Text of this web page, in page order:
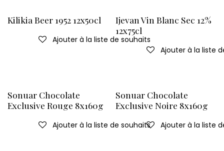
Kilikia Beer 1952 12x50cl
Ajouter à la liste de souhaits
Ijevan Vin Blanc Sec 12%
12x75cl
Ajouter à la liste
Sonuar Chocolate
Exclusive Rouge 8x160g
Ajouter à la liste de souhaits
Sonuar Chocolate
Exclusive Noire 8x160g
Ajouter à la liste